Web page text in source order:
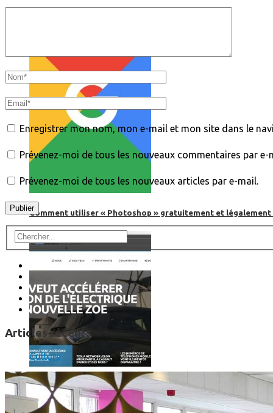
Comment utiliser « Photoshop » gratuitement et légalement
Enregistrer mon nom, mon e-mail et mon site dans le
Prévenez-moi de tous les nouveaux commentaires par e-
Prévenez-moi de tous les nouveaux articles par e-mail.
Articles récents
Culture